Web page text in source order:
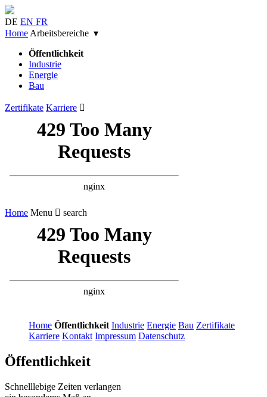
DE EN FR
Home Arbeitsbereiche ▾
Öffentlichkeit
Industrie
Energie
Bau
Zertifikate Karriere 
Home Menu  search
Home Öffentlichkeit Industrie Energie Bau Zertifikate
Karriere Kontakt Impressum Datenschutz
Öffentlichkeit
Schnelllebige Zeiten verlangen